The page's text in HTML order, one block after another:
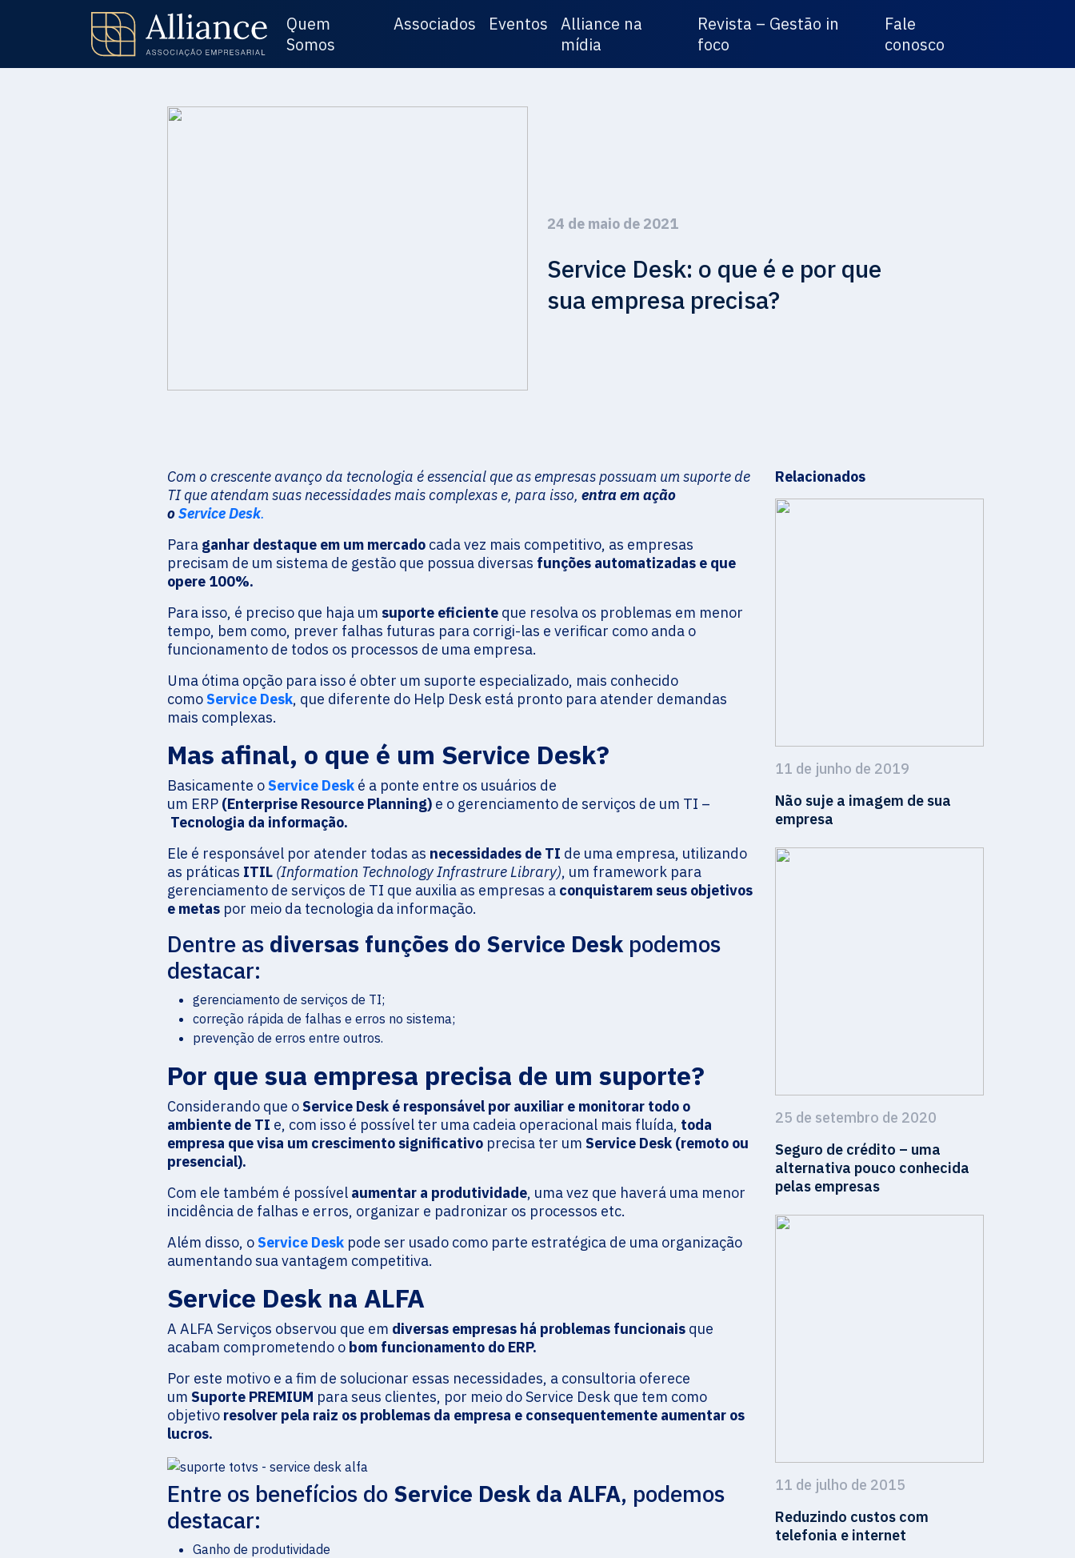
Quem
Somos
Associados Eventos
Alliance na
mídia
Revista – Gestão in
foco
Fale
conosco
24 de maio de 2021
Service Desk: o que é e por que
sua empresa precisa?
Com o crescente avanço da tecnologia é essencial que as empresas possuam um suporte de
TI que atendam suas necessidades mais complexas e, para isso, entra em ação
oService Desk.
Para ganhar destaque em um mercado cada vez mais competitivo, as empresas
precisam de um sistema de gestão que possua diversas funções automatizadas e que
opere 100%.
Para isso, é preciso que haja um suporte eficiente que resolva os problemas em menor
tempo, bem como, prever falhas futuras para corrigi-las e verificar como anda o
funcionamento de todos os processos de uma empresa.
Uma ótima opção para isso é obter um suporte especializado, mais conhecido
comoService Desk, que diferente do Help Desk está pronto para atender demandas
mais complexas.
Mas afinal, o que é um Service Desk?
Basicamente oService Desk é a ponte entre os usuários de
um ERP (Enterprise Resource Planning) e o gerenciamento de serviços de um TI –
Tecnologia da informação.
Ele é responsável por atender todas as necessidades de TI de uma empresa, utilizando
as práticas ITIL (Information Technology Infrastrure Library), um framework para
gerenciamento de serviços de TI que auxilia as empresas a conquistarem seus objetivos
e metas por meio da tecnologia da informação.
Dentre as diversas funções do Service Desk podemos
destacar:
gerenciamento de serviços de TI;
correção rápida de falhas e erros no sistema;
prevenção de erros entre outros.
Por que sua empresa precisa de um suporte?
Considerando que oService Desk é responsável por auxiliar e monitorar todo o
ambiente de TI e, com isso é possível ter uma cadeia operacional mais fluída, toda
empresa que visa um crescimento significativo precisa ter um Service Desk (remoto ou
presencial).
Com ele também é possível aumentar a produtividade, uma vez que haverá uma menor
incidência de falhas e erros, organizar e padronizar os processos etc.
Além disso, oService Desk pode ser usado como parte estratégica de uma organização
aumentando sua vantagem competitiva.
Service Desk na ALFA
A ALFA Serviços observou que em diversas empresas há problemas funcionais que
acabam comprometendo o bom funcionamento do ERP.
Por este motivo e a fim de solucionar essas necessidades, a consultoria oferece
um Suporte PREMIUM para seus clientes, por meio do Service Desk que tem como
objetivo resolver pela raiz os problemas da empresa e consequentemente aumentar os
lucros.
Entre os benefícios do Service Desk da ALFA, podemos
destacar:
Ganho de produtividade
Relacionados
11 de junho de 2019
Não suje a imagem de sua
empresa
25 de setembro de 2020
Seguro de crédito – uma
alternativa pouco conhecida
pelas empresas
11 de julho de 2015
Reduzindo custos com
telefonia e internet